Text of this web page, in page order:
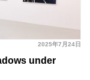
2025年7月24日
under